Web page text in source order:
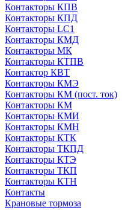
Контакторы КПВ
Контакторы КПД
Контакторы LC1
Контакторы КМД
Контакторы МК
Контакторы КТПВ
Контактор КВТ
Контакторы КМЭ
Контакторы КМ (пост. ток)
Контакторы КМ
Контакторы КМИ
Контакторы КМН
Контакторы КТК
Контакторы ТКПД
Контакторы КТЭ
Контакторы ТКП
Контакторы КТН
Контакты
Крановые тормоза